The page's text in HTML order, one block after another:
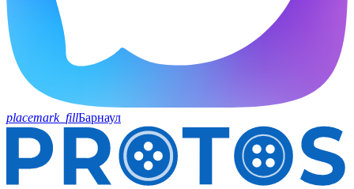
placemark_fillБарнаул